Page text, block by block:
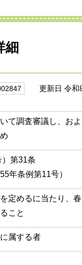
細
更新日 令和
て調査審議し、お
第31条
年条例第11号）
定めるに当たり、
こと
属する者